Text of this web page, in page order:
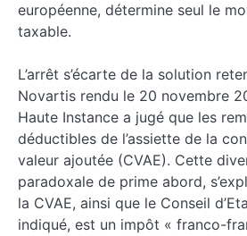
européenne, détermine seul le
taxable.
L’arrêt s’écarte de la solution
Novartis rendu le 20 novembre
Haute Instance a jugé que les
déductibles de l’assiette de la
valeur ajoutée (CVAE). Cette
paradoxale de prime abord,
la CVAE, ainsi que le Conseil
indiqué, est un impôt « franco-